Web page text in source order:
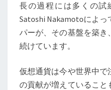
長の過程には多くの試
Satoshi Nakamotoによ
パーが、その基盤を築き
続けています。
仮想通貨は今や世界中で
の貢献が増えていること